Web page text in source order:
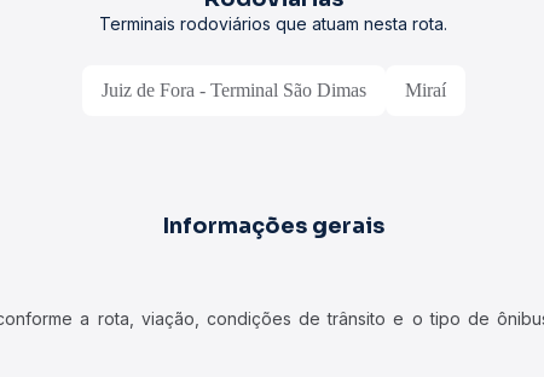
Terminais rodoviários que atuam nesta rota.
Juiz de Fora - Terminal São Dimas Miraí
Informações gerais
a rota, viação, condições de trânsito e o tipo de